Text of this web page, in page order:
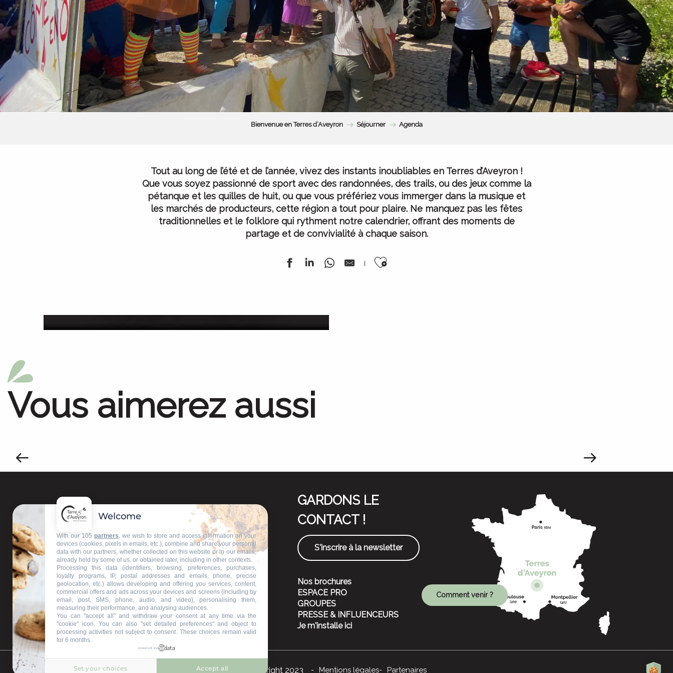
Bienvenue en Terres d’Aveyron Séjourner Agenda
Tout au long de l’été et de l’année, vivez des instants inoubliables en Terres d’Aveyron !
Que vous soyez passionné de sport avec des randonnées, des trails, ou des jeux comme la
pétanque et les quilles de huit, ou que vous préfériez vous immerger dans la musique et
les marchés de producteurs, cette région a tout pour plaire. Ne manquez pas les fêtes
traditionnelles et le folklore qui rythment notre calendrier, offrant des moments de
partage et de convivialité à chaque saison.
Ajouter aux favoris
Vous aimerez aussi
Nos bureaux d'accueil
Restons connectés
GARDONS LE
CONTACT !
S'inscrire à la newsletter
Nos brochures
ESPACE PRO
GROUPES
PRESSE & INFLUENCEURS
Je m'installe ici
Comment venir ?
©Copyright 2023 Mentions légales Partenaires
Welcome
With our 105 partners, we wish to store and access information on your
devices (cookies, pixels in emails, etc.), combine and share your personal
data with our partners, whether collected on this website or in our emails,
already held by some of us, or obtained later, including in other contexts.
Processing this data (identifiers, browsing, preferences, purchases,
loyalty programs, IP, postal addresses and emails, phone, precise
geolocation, etc.) allows developing and offering you services, content,
commercial offers and ads across your devices and screens (including by
email, post, SMS, phone, audio, and video), personalising them,
measuring their performance, and analysing audiences.
You can "accept all" and withdraw your consent at any time via the
"cookie" icon. You can also "set detailed preferences" and object to
processing activities not subject to consent. These choices remain valid
for 6 months.
powered by
Set your choices Accept all